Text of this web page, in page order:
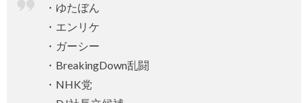
・ゆたぼん
・エンリケ
・ガーシー
・BreakingDown乱闘
・NHK党